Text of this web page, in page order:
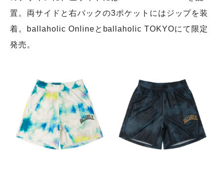
置。両サイドと右バックの3ポケットにはジップを装
着。ballaholic Onlineとballaholic TOKYOにて限定
発売。